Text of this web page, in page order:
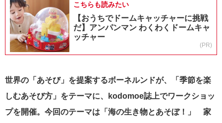
こちらも読みたい
【おうちでドームキャッチャーに挑戦
だ】アンパンマン わくわくドームキャ
ッチャー
(PR)
世界の「あそび」を提案するボーネルンドが、「季節を楽
しむあそび方」をテーマに、kodomoe誌上でワークショッ
プを開催。今回のテーマは「海の生き物とあそぼ！」 家